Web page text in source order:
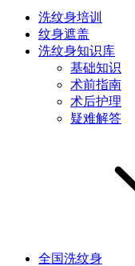
洗纹身培训
纹身遮盖
洗纹身知识库
基础知识
术前指南
术后护理
疑难解答
全国洗纹身